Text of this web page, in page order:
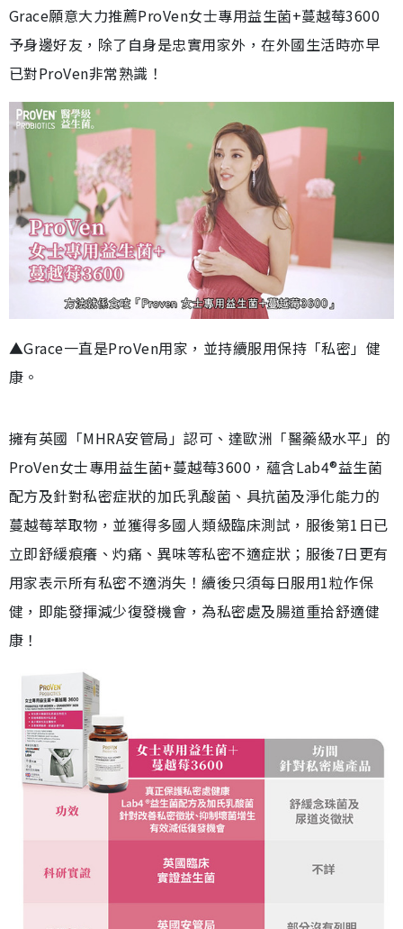
Grace願意大力推薦ProVen女士專用益生菌+蔓越莓3600
予身邊好友，除了自身是忠實用家外，在外國生活時亦早
已對ProVen非常熟識！
▲Grace一直是ProVen用家，並持續服用保持「私密」健
康。
擁有英國「MHRA安管局」認可、達歐洲「醫藥級水平」的
ProVen女士專用益生菌+蔓越莓3600，蘊含Lab4®益生菌
配方及針對私密症狀的加氏乳酸菌、具抗菌及淨化能力的
蔓越莓萃取物，並獲得多國人類級臨床測試，服後第1日已
立即舒緩痕癢、灼痛、異味等私密不適症狀；服後7日更有
用家表示所有私密不適消失！續後只須每日服用1粒作保
健，即能發揮減少復發機會，為私密處及腸道重拾舒適健
康！